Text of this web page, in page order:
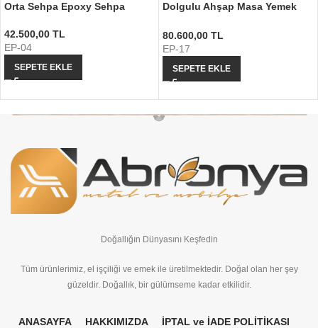
Orta Sehpa Epoxy Sehpa
42.500,00 TL
EP-04
SEPETE EKLE
Dolgulu Ahşap Masa Yemek
80.600,00 TL
EP-17
SEPETE EKLE
Doğallığın Dünyasını Keşfedin
Tüm ürünlerimiz, el işçiliği ve emek ile üretilmektedir. Doğal olan her şey
güzeldir. Doğallık, bir gülümseme kadar etkilidir.
ANASAYFA HAKKIMIZDA
İPTAL ve İADE POLİTİKASI